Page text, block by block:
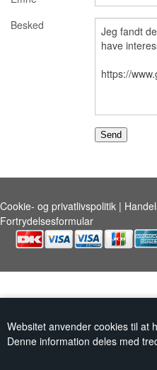
Websitet anvender cookies til at
Denne information deles med
UDENDØRS KUNST
KUNSTTRYK OG KORT
FORSIDE
ERHVERVSINDRETNING
KONTAKT
Besked
Cookie- og privatlivspolitik |
Fortrydelsesformular